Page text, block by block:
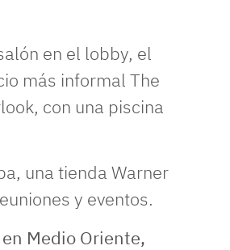
en el lobby, el
más informal The
con una piscina
una tienda Warner
y eventos.
Medio Oriente,